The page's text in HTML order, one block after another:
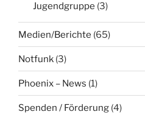
Jugendgruppe (3)
Medien/Berichte (65)
Notfunk (3)
Phoenix – News (1)
Spenden / Förderung (4)